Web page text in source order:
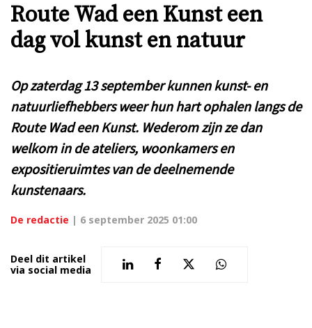
Route Wad een Kunst een
dag vol kunst en natuur
Op zaterdag 13 september kunnen kunst- en
natuurliefhebbers weer hun hart ophalen langs de
Route Wad een Kunst. Wederom zijn ze dan
welkom in de ateliers, woonkamers en
expositieruimtes van de deelnemende
kunstenaars.
De redactie | 6 september 2025 01:00
Deel dit artikel
via social media